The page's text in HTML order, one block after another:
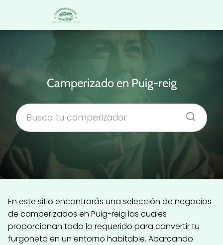
Camperizado en Puig-reig
En este sitio encontrarás una selección de negocios
de camperizados en Puig-reig las cuales
proporcionan todo lo requerido para convertir tu
furgoneta en un entorno habitable. Abarcando